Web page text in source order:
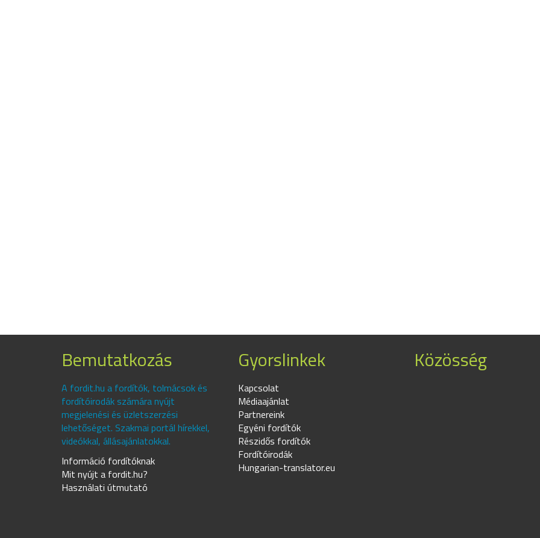
Bemutatkozás
A fordit.hu a fordítók, tolmácsok és
fordítóirodák számára nyújt
megjelenési és üzletszerzési
lehetőséget. Szakmai portál hírekkel,
videókkal, állásajánlatokkal.
Információ fordítóknak
Mit nyújt a fordit.hu?
Használati útmutató
Gyorslinkek
Kapcsolat
Médiaajánlat
Partnereink
Egyéni fordítók
Részidős fordítók
Fordítóirodák
Hungarian-translator.eu
Közösség